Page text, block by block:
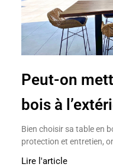
Peut-on
bois à
Bien choisir sa table en
protection et entretien,
Lire l'article